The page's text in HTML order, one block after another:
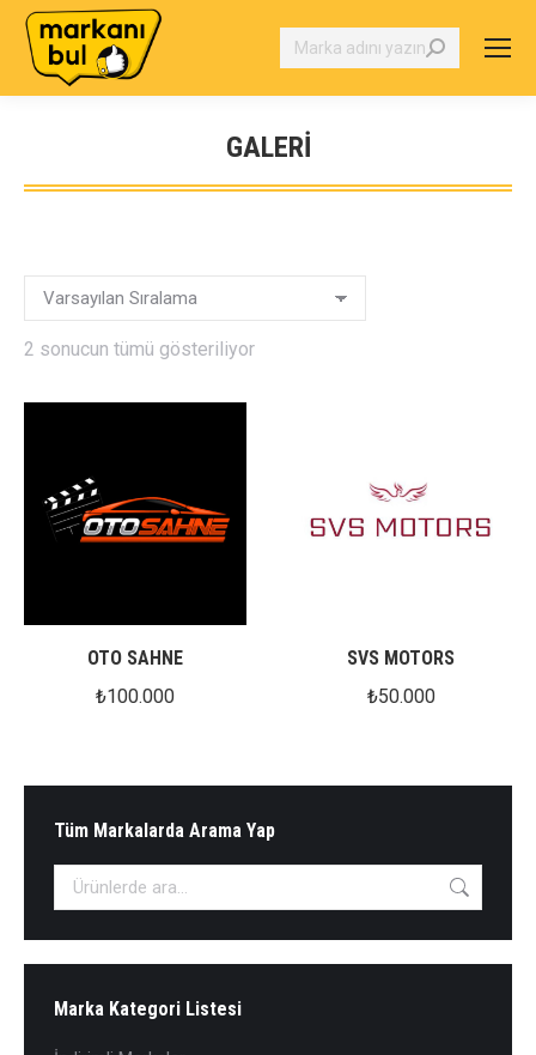
Search:
GALERI
You are here:
2 sonucun tümü gösteriliyor
OTO SAHNE
₺100.000
SVS MOTORS
₺50.000
Tüm Markalarda Arama Yap
Marka Kategori Listesi